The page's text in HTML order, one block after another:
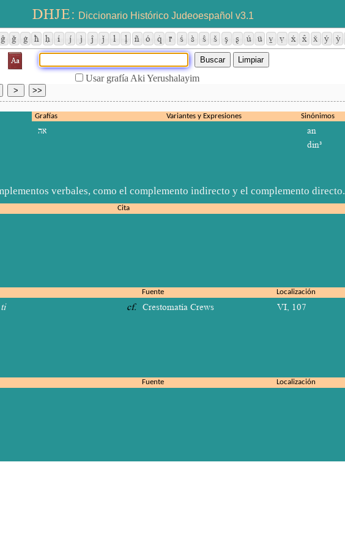
DHJE: Diccionario Histórico Judeoespañol v3.1
Usar grafía Aki Yerushalayim
Grafías Variantes y Expresiones Sinónimos
אה
an
din³
verbales, como el complemento indirecto y el complemento directo.
Cita
Fuente Localización
cf. Crestomatía Crews VI, 107
Fuente Localización
ĝ ǧ ġ ħ ḥ í   ĵ ǰ ŀ ļ ñ ó   ś  ŝ š ş ʂ ú ü  ṿ    ý ỳ